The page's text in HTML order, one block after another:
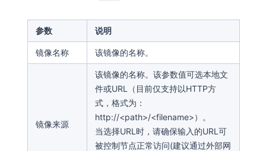
参数 说明
镜像名称 该镜像的名称。
镜像来源
该镜像的名称。该参数值可选本地文
件或URL（目前仅支持以HTTP方
式，格式为：
http://<path>/<filename>）。
当选择URL时，请确保输入的URL可
被控制节点正常访问(建议通过外部网